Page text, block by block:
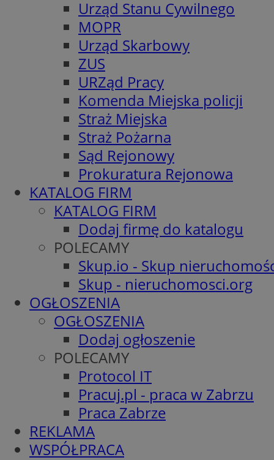
Urząd Stanu Cywilnego
MOPR
Urząd Skarbowy
ZUS
URZąd Pracy
Komenda Miejska policji
Straż Miejska
Straż Pożarna
Sąd Rejonowy
Prokuratura Rejonowa
KATALOG FIRM
KATALOG FIRM
Dodaj firmę do katalogu
POLECAMY
Skup.io - Skup
Skup - nieruchomosci.org
OGŁOSZENIA
OGŁOSZENIA
Dodaj ogłoszenie
POLECAMY
Protocol IT
Pracuj.pl - praca w Zabrzu
Praca Zabrze
REKLAMA
WSPÓŁPRACA